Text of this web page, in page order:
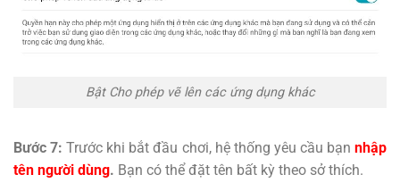
Bật Cho phép vẽ lên các ứng dụng khác
Bước 7: Trước khi bắt đầu chơi, hệ thống yêu cầu bạnnhập
tên người dùng. Bạn có thể đặt tên bất kỳ theo sở thích.